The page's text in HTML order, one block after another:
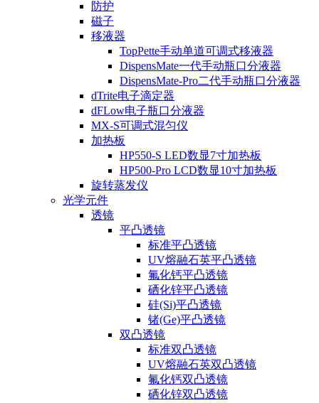
防护
磁子
移液器
TopPette手动单道可调式移液器
DispensMate一代手动瓶口分液器
DispensMate-Pro二代手动瓶口分液器
dTrite电子滴定器
dFLow电子瓶口分液器
MX-S可调式混匀仪
加热板
HP550-S LED数显7寸加热板
HP500-Pro LCD数显10寸加热板
旋转蒸发仪
光学元件
透镜
平凸透镜
标准平凸透镜
UV熔融石英平凸透镜
氟化钙平凸透镜
硒化锌平凸透镜
硅(Si)平凸透镜
锗(Ge)平凸透镜
双凸透镜
标准双凸透镜
UV熔融石英双凸透镜
氟化钙双凸透镜
硒化锌双凸透镜